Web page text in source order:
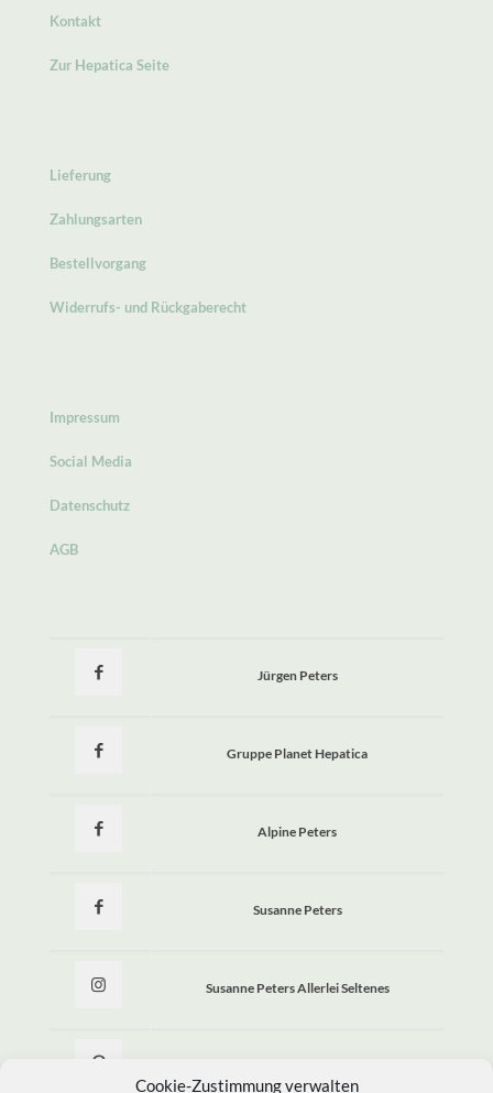
Cookie-Zustimmung verwalten
Kontakt
Zur Hepatica Seite
Lieferung
Zahlungsarten
Bestellvorgang
Widerrufs- und Rückgaberecht
Impressum
Social Media
Datenschutz
AGB
Jürgen Peters
Gruppe Planet Hepatica
Alpine Peters
Susanne Peters
Susanne Peters Allerlei Seltenes